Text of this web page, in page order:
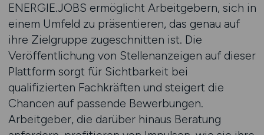
ENERGIE.JOBS ermöglicht Arbeitgebern, sich in
einem Umfeld zu präsentieren, das genau auf
ihre Zielgruppe zugeschnitten ist. Die
Veröffentlichung von Stellenanzeigen auf dieser
Plattform sorgt für Sichtbarkeit bei
qualifizierten Fachkräften und steigert die
Chancen auf passende Bewerbungen.
Arbeitgeber, die darüber hinaus Beratung